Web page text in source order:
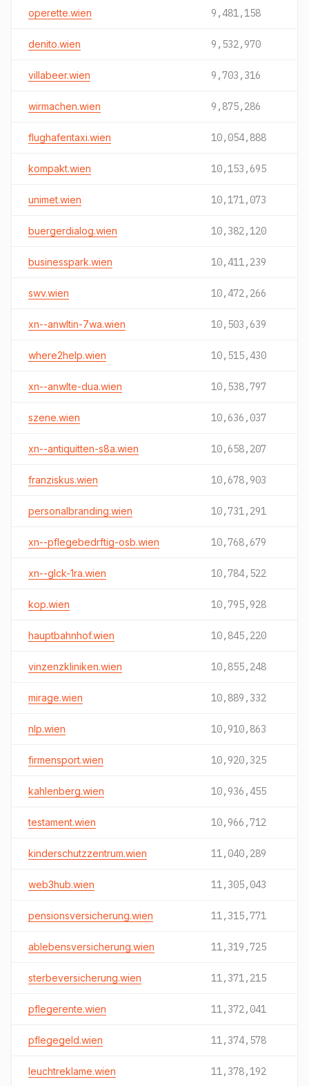
operette.wien 9,481,158
denito.wien 9,532,970
villabeer.wien 9,703,316
wirmachen.wien 9,875,286
flughafentaxi.wien 10,054,888
kompakt.wien 10,153,695
unimet.wien 10,171,073
buergerdialog.wien 10,382,120
businesspark.wien 10,411,239
swv.wien 10,472,266
xn--anwltin-7wa.wien 10,503,639
where2help.wien 10,515,430
xn--anwlte-dua.wien 10,538,797
szene.wien 10,636,037
xn--antiquitten-s8a.wien 10,658,207
franziskus.wien 10,678,903
personalbranding.wien 10,731,291
xn--pflegebedrftig-osb.wien 10,768,679
xn--glck-1ra.wien 10,784,522
kop.wien 10,795,928
hauptbahnhof.wien 10,845,220
vinzenzkliniken.wien 10,855,248
mirage.wien 10,889,332
nlp.wien 10,910,863
firmensport.wien 10,920,325
kahlenberg.wien 10,936,455
testament.wien 10,966,712
kinderschutzzentrum.wien 11,040,289
web3hub.wien 11,305,043
pensionsversicherung.wien 11,315,771
ablebensversicherung.wien 11,319,725
sterbeversicherung.wien 11,371,215
pflegerente.wien 11,372,041
pflegegeld.wien 11,374,578
leuchtreklame.wien 11,378,192